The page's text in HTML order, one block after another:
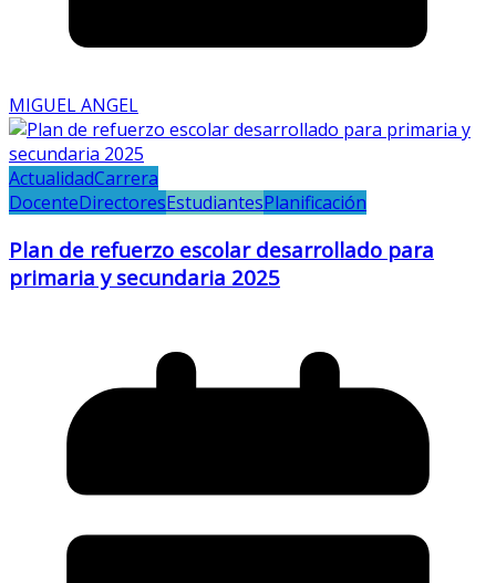
MIGUEL ANGEL
ActualidadCarrera
DocenteDirectoresEstudiantesPlanificación
Plan de refuerzo escolar desarrollado para
primaria y secundaria 2025